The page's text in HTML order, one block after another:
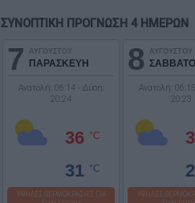
ΣΥΝΟΠΤΙΚΗ ΠΡΟΓΝΩΣΗ 4 ΗΜΕΡΩΝ
7 ΑΥΓΟΥΣΤΟΥ
ΠΑΡΑΣΚΕΥΗ
Ανατολή: 06:14 - Δύση:
20:24
36 °C
31 °C
ΥΨΗΛΕΣ ΘΕΡΜΟΚΡΑΣΙΕΣ ΓΙΑ
8 ΑΥΓΟΥΣΤΟΥ
ΣΑΒΒΑΤΟ
Ανατολή:
20:23
ΥΨΗΛΕΣ